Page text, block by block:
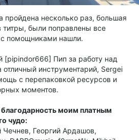
пройдена несколько раз, большая
титры, были поправлены все
помощниками нашли.
[pipindor666] Пип за работу над
инструментарий, Sergei
с перепаковкой ресурсов и
моментов.
моим платным
чудо:
Георгий Ардашов,